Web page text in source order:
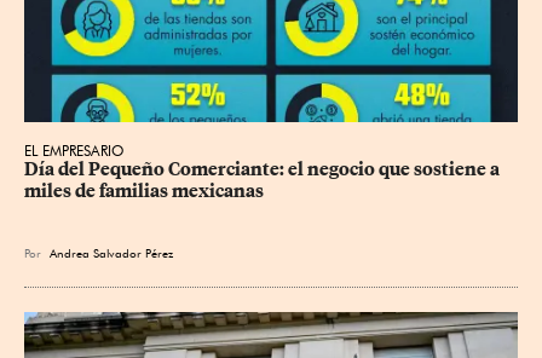
EL EMPRESARIO
Día del Pequeño Comerciante: el negocio que sostiene a
miles de familias mexicanas
Por Andrea Salvador Pérez